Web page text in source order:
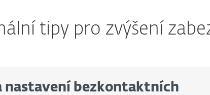
tipy pro zvýšení
nastavení bezkontaktních